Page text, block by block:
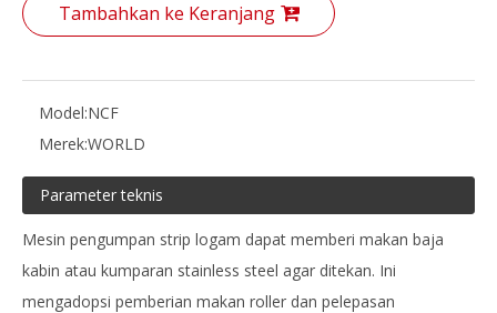
Tambahkan ke Keranjang
Model:NCF
Merek:WORLD
Parameter teknis
Mesin pengumpan strip logam dapat memberi makan baja
kabin atau kumparan stainless steel agar ditekan. Ini
mengadopsi pemberian makan roller dan pelepasan